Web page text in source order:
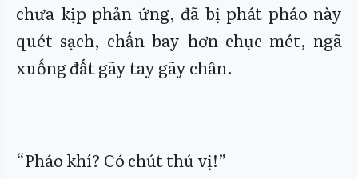
chưa kịp phản ứng, đã bị phát pháo này
quét sạch, chấn bay hơn chục mét, ngã
xuống đất gãy tay gãy chân.
“Pháo khí? Có chút thú vị!”